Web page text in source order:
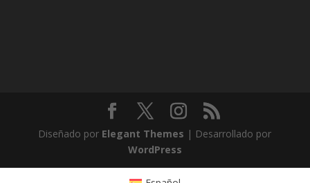
Diseñado por Elegant Themes | Desarrollado por
WordPress